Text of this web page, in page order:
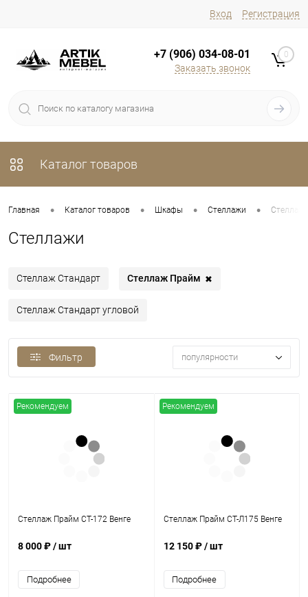
Вход Регистрация
+7 (906) 034-08-01
Заказать звонок
0
Каталог товаров
Главная • Каталог товаров • Шкафы • Стеллажи • Стеллаж
Стеллажи
Стеллаж Стандарт Стеллаж Прайм ✖
Стеллаж Стандарт угловой
Фильтр популярности
Рекомендуем
Стеллаж Прайм СТ-172 Венге
8 000 ₽/ шт
Подробнее
Рекомендуем
Стеллаж Прайм СТ-Л175 Венге
12 150 ₽/ шт
Подробнее